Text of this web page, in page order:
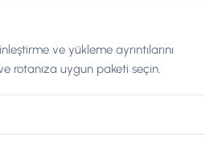
ve yükleme ayrıntılarını
rotanıza uygun paketi seçin.